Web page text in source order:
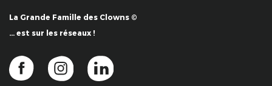
La Grande Famille des Clowns ©
… est sur les réseaux !